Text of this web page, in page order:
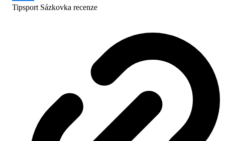
Tipsport Sázkovka recenze